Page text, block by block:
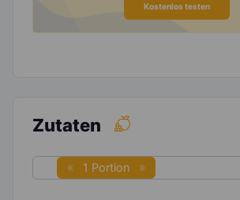
Kostenlos testen
Zutaten
1 Portion